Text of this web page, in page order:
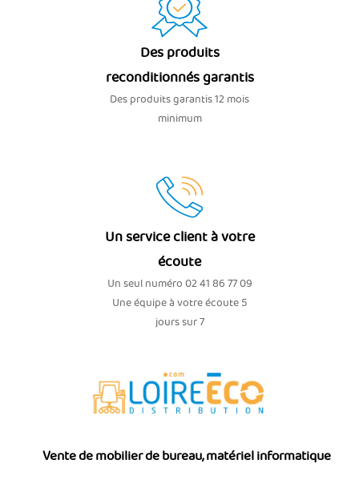
Des produits
reconditionnés garantis
Des produits garantis 12 mois
minimum
Un service client à votre
écoute
Un seul numéro 02 41 86 77 09
Une équipe à votre écoute 5
jours sur 7
Vente de mobilier de bureau, matériel informatique